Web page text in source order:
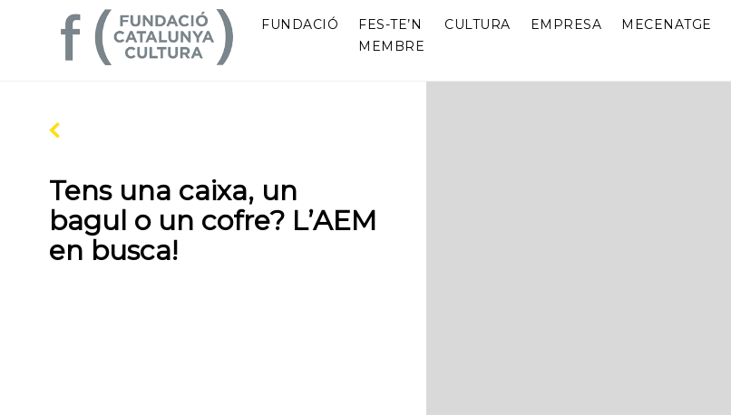
FUNDACIÓ
FES-TE’N
MEMBRE
CULTURA EMPRESA MECENATGE
Tens una caixa, un
bagul o un cofre? L’AEM
en busca!